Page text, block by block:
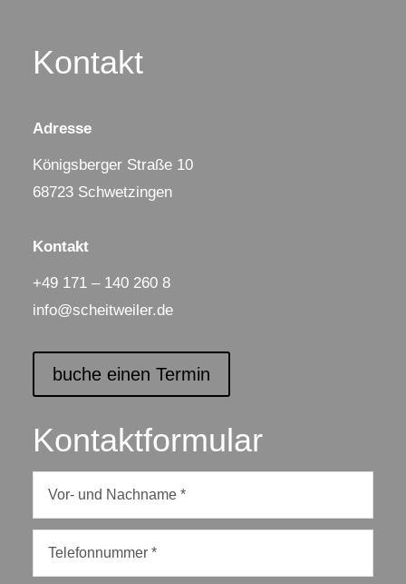
Kontakt
Adresse
Königsberger Straße 10
68723 Schwetzingen
Kontakt
+49 171 – 140 260 8
info@scheitweiler.de
buche einen Termin
Kontaktformular